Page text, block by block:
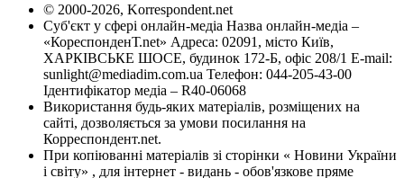
© 2000-2026, Korrespondent.net
Суб'єкт у сфері онлайн-медіа Назва онлайн-медіа –
«КореспонденТ.net» Адреса: 02091, місто Київ,
ХАРКІВСЬКЕ ШОСЕ, будинок 172-Б, офіс 208/1 E-mail:
sunlight@mediadim.com.ua Телефон: 044-205-43-00
Ідентифікатор медіа – R40-06068
Використання будь-яких матеріалів, розміщених на
сайті, дозволяється за умови посилання на
Корреспондент.net.
При копіюванні матеріалів зі сторінки « Новини України
і світу» , для інтернет - видань - обов'язкове пряме